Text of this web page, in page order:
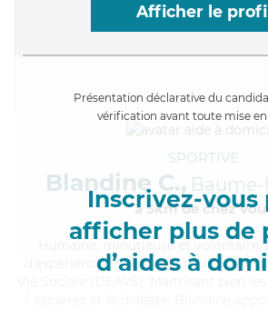
Afficher le profil
Présentation déclarative du
vérification avant toute mise
Inscrivez-vous
afficher plus de
d’aides à
SPORTIVE
Blandine C.,
à 5km de chez
, minutieuse et volontaire,
d'expérience et possède un diplôme